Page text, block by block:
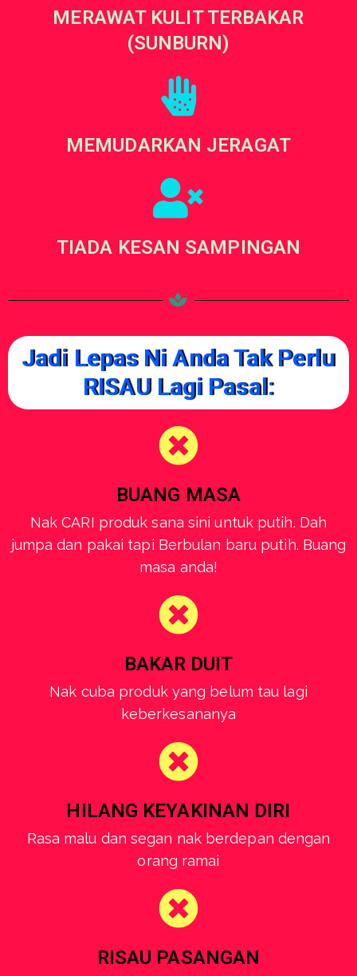
MERAWAT KULIT TERBAKAR
(SUNBURN)
MEMUDARKAN JERAGAT
TIADA KESAN SAMPINGAN
Jadi Lepas Ni Anda Tak Perlu
RISAU Lagi Pasal:
BUANG MASA
Nak CARI produk sana sini untuk putih. Dah
jumpa dan pakai tapi Berbulan baru putih. Buang
masa anda!
BAKAR DUIT
Nak cuba produk yang belum tau lagi
keberkesananya
HILANG KEYAKINAN DIRI
Rasa malu dan segan nak berdepan dengan
orang ramai
RISAU PASANGAN